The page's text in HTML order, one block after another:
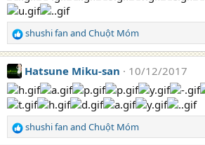
i
o
n
s
:
R
e
a
c
t
i
o
n
s
shushi fan and Chuột Móm
Hatsune Miku-san 10/12/2017
R
shushi fan and Chuột Móm